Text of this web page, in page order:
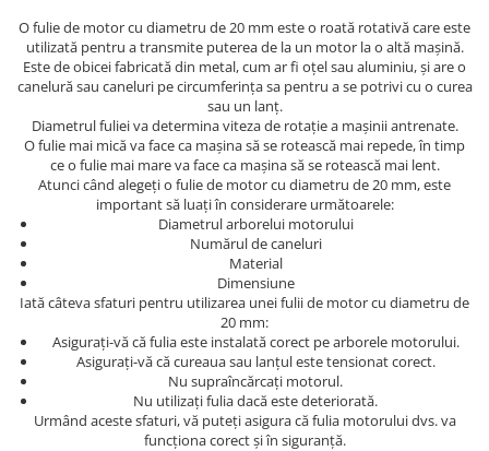
Pompe Combustibil
Prelungitoare
Scule Pneumatice
Slefuitoare
Suport auto
Suport motocicleta
Tunuri de caldura si aeroteme
Utilaje constructie
O fulie de motor cu diametru de 20 mm este o roată rotativă care este
utilizată pentru a transmite puterea de la un motor la o altă mașină.
Este de obicei fabricată din metal, cum ar fi oțel sau aluminiu, și are o
canelură sau caneluri pe circumferința sa pentru a se potrivi cu o curea
sau un lanț.
Diametrul fuliei va determina viteza de rotație a mașinii antrenate.
O fulie mai mică va face ca mașina să se rotească mai repede, în timp
ce o fulie mai mare va face ca mașina să se rotească mai lent.
Atunci când alegeți o fulie de motor cu diametru de 20 mm, este
important să luați în considerare următoarele:
Diametrul arborelui motorului
Numărul de caneluri
Material
Dimensiune
Iată câteva sfaturi pentru utilizarea unei fulii de motor cu diametru de
20 mm:
Asigurați-vă că fulia este instalată corect pe arborele motorului.
Asigurați-vă că cureaua sau lanțul este tensionat corect.
Nu supraîncărcați motorul.
Nu utilizați fulia dacă este deteriorată.
Urmând aceste sfaturi, vă puteți asigura că fulia motorului dvs. va
funcționa corect și în siguranță.